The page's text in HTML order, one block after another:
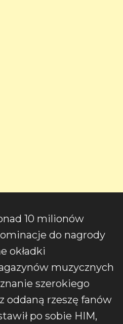
10 milionów
do nagrody
okładki
muzycznych
szerokiego
oddaną rzeszę fanów
po sobie HIM,